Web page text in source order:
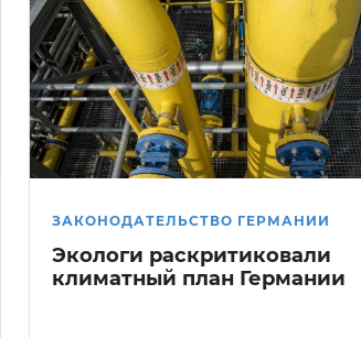
ЗАКОНОДАТЕЛЬСТВО ГЕРМАНИИ
Экологи раскритиковали
климатный план Германии